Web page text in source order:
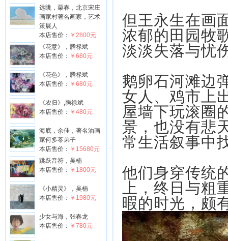
远眺，栗春，北京宋庄
画家村著名画家，艺术
策展人
本店售价： ￥2800元
《花意》，腾禄斌
本店售价： ￥680元
《花色》，腾禄斌
本店售价： ￥680元
《农归》,腾禄斌
本店售价： ￥480元
海底，余佳，著名油画
家何多苓弟子
本店售价： ￥15680元
跳跃音符，吴楠
本店售价： ￥1800元
《小精灵》，吴楠
本店售价： ￥1980元
少女与海，张春龙
本店售价： ￥780元
但王永生在画
浓郁的田园牧
淡淡失落与忧
鹅卵石河滩边
女人、鸡市上
屋墙下玩滚圈
景，也没有悲
常生活叙事中
他们身穿传统
上，终日与粗
暇的时光，颇